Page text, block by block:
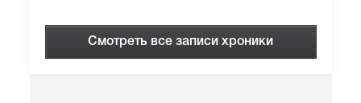
Смотреть все записи хроники